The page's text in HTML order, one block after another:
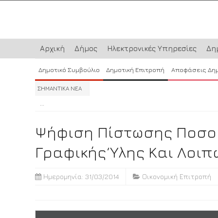
Αρχική Δήμος Ηλεκτρονικές Υπηρεσίες
Δημοτικό Συμβούλιο Δημοτική Επιτροπή Αποφάσεις
ΣΗΜΑΝΤΙΚΑ ΝΕΑ
...
Ψήφιση Πίστωσης
Γραφικής Ύλης Και
Ημερομηνία: 31/03/2014 Οικονομική Επιτροπή